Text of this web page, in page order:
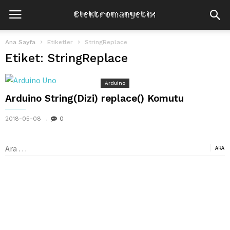
Ana Sayfa Etiketler StringReplace
Etiket: StringReplace
Arduino
Arduino String(Dizi) replace() Komutu
2018-05-08 0
Arama: